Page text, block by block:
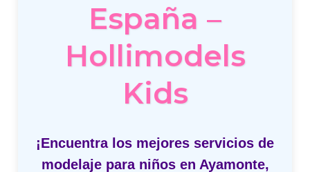
España –
Hollimodels
Kids
¡Encuentra los mejores servicios de
modelaje para niños en Ayamonte,